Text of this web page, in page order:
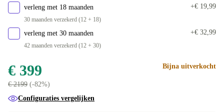
ES (Spaans) +€ 20
NL (Nederlands) +€ 20
US (VS-Engels)
SE (Zweeds)
verleng met 18 maanden
30 maanden verzekerd (12 + 18)
+€ 19,99
verleng met 30 maanden
42 maanden verzekerd (12 + 30)
+€ 32,99
€ 399
€ 2199 (-82%)
Bijna uitverkocht
Configuraties vergelijken